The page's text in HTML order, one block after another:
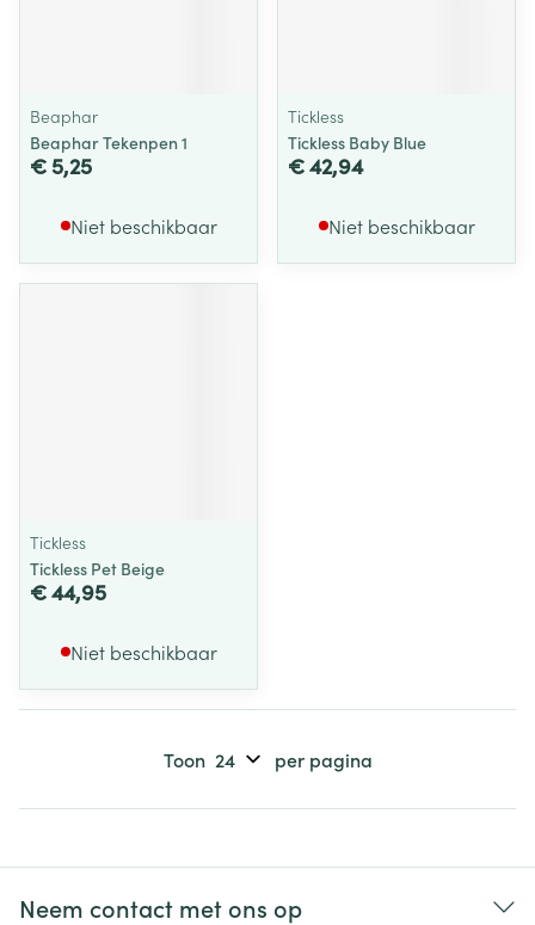
Beaphar
Beaphar Tekenpen 1
€ 5,25
Niet beschikbaar
Tickless
Tickless Baby Blue
€ 42,94
Niet beschikbaar
Tickless
Tickless Pet Beige
€ 44,95
Niet beschikbaar
Toon per pagina
Neem contact met ons op